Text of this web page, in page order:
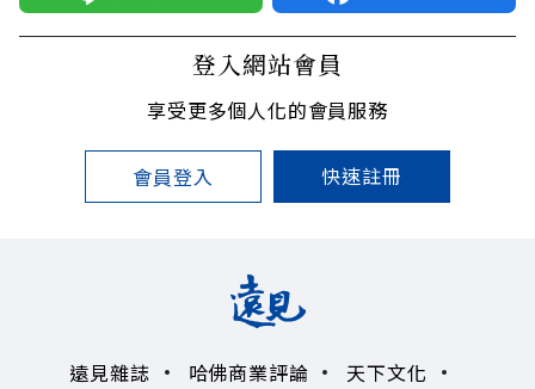
登入網站會員
享受更多個人化的會員服務
會員登入 快速註冊
遠見雜誌 哈佛商業評論 天下文化